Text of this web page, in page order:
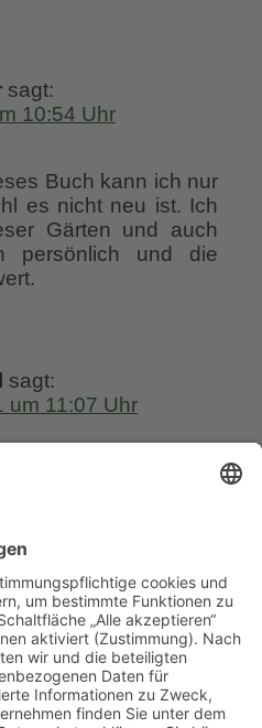
sagt:
10:54 Uhr
Buch kann ich nur
es nicht neu ist. Ich
Gärten und auch
persönlich und die
sagt:
um 11:07 Uhr
Birgit für Dein
inzwischen auch
ihre Gärten immer
man halt noch die
Covid-Auflagen
Gärten nun nicht so
wünsche Dir eine
LG Wurzerl